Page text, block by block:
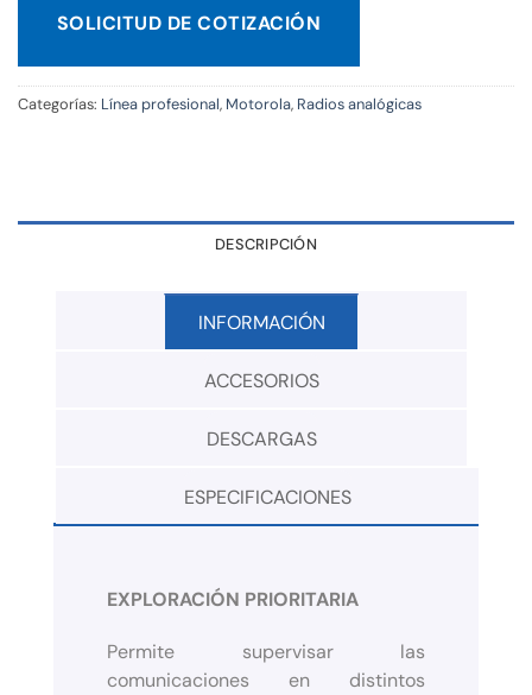
SOLICITUD DE COTIZACIÓN
Categorías: Línea profesional, Motorola, Radios analógicas
DESCRIPCIÓN
INFORMACIÓN
ACCESORIOS
DESCARGAS
ESPECIFICACIONES
EXPLORACIÓN PRIORITARIA
Permite supervisar las
comunicaciones en distintos